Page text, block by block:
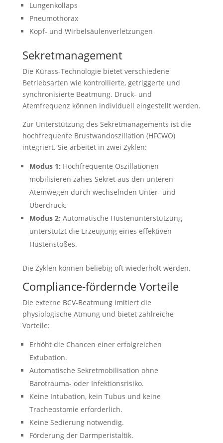
Lungenkollaps
Pneumothorax
Kopf- und Wirbelsäulenverletzungen
Sekretmanagement
Die Kürass-Technologie bietet verschiedene
Betriebsarten wie kontrollierte, getriggerte und
synchronisierte Beatmung. Druck- und
Atemfrequenz können individuell eingestellt werden.
Zur Unterstützung des Sekretmanagements ist die
hochfrequente Brustwandoszillation (HFCWO)
integriert. Sie arbeitet in zwei Zyklen:
Modus 1: Hochfrequente Oszillationen
mobilisieren zähes Sekret aus den unteren
Atemwegen durch wechselnden Unter- und
Überdruck.
Modus 2: Automatische Hustenunterstützung
unterstützt die Erzeugung eines effektiven
Hustenstoßes.
Die Zyklen können beliebig oft wiederholt werden.
Compliance-fördernde Vorteile
Die externe BCV-Beatmung imitiert die
physiologische Atmung und bietet zahlreiche
Vorteile:
Erhöht die Chancen einer erfolgreichen
Extubation.
Automatische Sekretmobilisation ohne
Barotrauma- oder Infektionsrisiko.
Keine Intubation, kein Tubus und keine
Tracheostomie erforderlich.
Keine Sedierung notwendig.
Förderung der Darmperistaltik.